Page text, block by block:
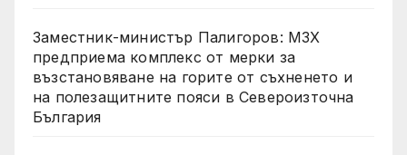
Заместник-министър Палигоров: МЗХ
предприема комплекс от мерки за
възстановяване на горите от съхненето и
на полезащитните пояси в Североизточна
България